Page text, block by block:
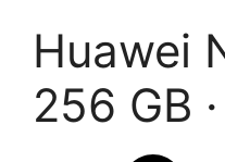
Huawei
256 GB